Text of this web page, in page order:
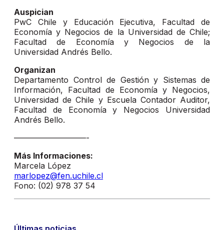
Auspician
PwC Chile y Educación Ejecutiva, Facultad de
Economía y Negocios de la Universidad de Chile;
Facultad de Economía y Negocios de la
Universidad Andrés Bello.
Organizan
Departamento Control de Gestión y Sistemas de
Información, Facultad de Economía y Negocios,
Universidad de Chile y Escuela Contador Auditor,
Facultad de Economía y Negocios Universidad
Andrés Bello.
—————————-
Más Informaciones:
Marcela López
marlopez@fen.uchile.cl
Fono: (02) 978 37 54